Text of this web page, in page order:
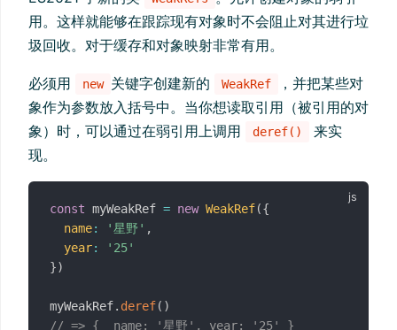
用。这样就能够在跟踪现有对象时不会阻止对其进行垃
圾回收。对于缓存和对象映射非常有用。
必须用 new 关键字创建新的 WeakRef
，并把某些对
象作为参数放入括号中。当你想读取引用（被引用的对
象）时，可以通过在弱引用上调用
deref()
来实
现。
const myWeakRef = new WeakRef({
name: '星野' ,
year:
'25'
})
myWeakRef. deref( )
// => {  name: '星野', year: '25' }